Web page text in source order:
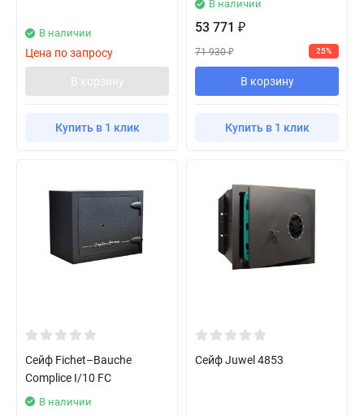
В наличии
Цена по запросу
В корзину
Купить в 1 клик
В наличии
53 771 ₽
71 930₽ 25%
В корзину
Купить в 1 клик
Сейф Fichet–Bauche
Complice I/10 FC
В наличии
Сейф Juwel 4853